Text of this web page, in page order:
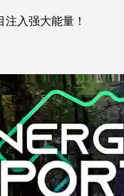
入强大能量！